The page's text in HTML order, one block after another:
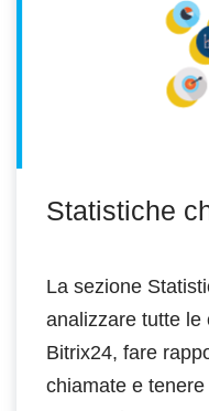
Statistiche
La sezione
analizzare tutte le
Bitrix24, fare
chiamate e